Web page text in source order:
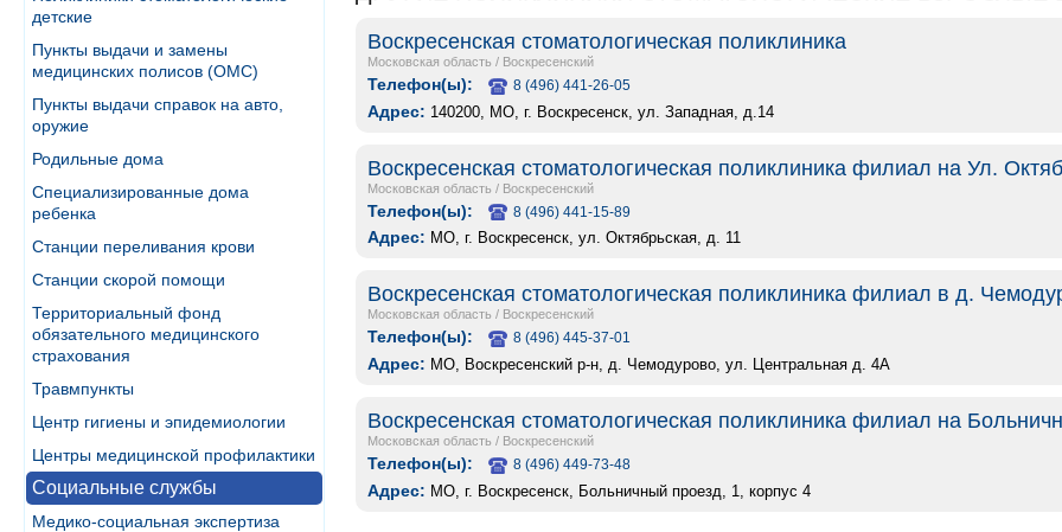
детские
Пункты выдачи и замены
медицинских полисов (ОМС)
Пункты выдачи справок на авто,
оружие
Родильные дома
Специализированные дома
ребенка
Станции переливания крови
Станции скорой помощи
Территориальный фонд
обязательного медицинского
страхования
Травмпункты
Центр гигиены и эпидемиологии
Центры медицинской профилактики
Социальные службы
Медико-социальная экспертиза
Воскресенская стоматологическая поликлиника
Московская область / Воскресенский
Телефон(ы): 8 (496) 441-26-05
Адрес: 140200, МО, г. Воскресенск, ул. Западная, д.14
Воскресенская стоматологическая поликлиника филиал на Ул.
Московская область / Воскресенский
Телефон(ы): 8 (496) 441-15-89
Адрес: МО, г. Воскресенск, ул. Октябрьская, д. 11
Воскресенская стоматологическая поликлиника филиал в д.
Московская область / Воскресенский
Телефон(ы): 8 (496) 445-37-01
Адрес: МО, Воскресенский р-н, д. Чемодурово, ул. Центральная д. 4А
Воскресенская стоматологическая поликлиника филиал на
Московская область / Воскресенский
Телефон(ы): 8 (496) 449-73-48
Адрес: МО, г. Воскресенск, Больничный проезд, 1, корпус 4